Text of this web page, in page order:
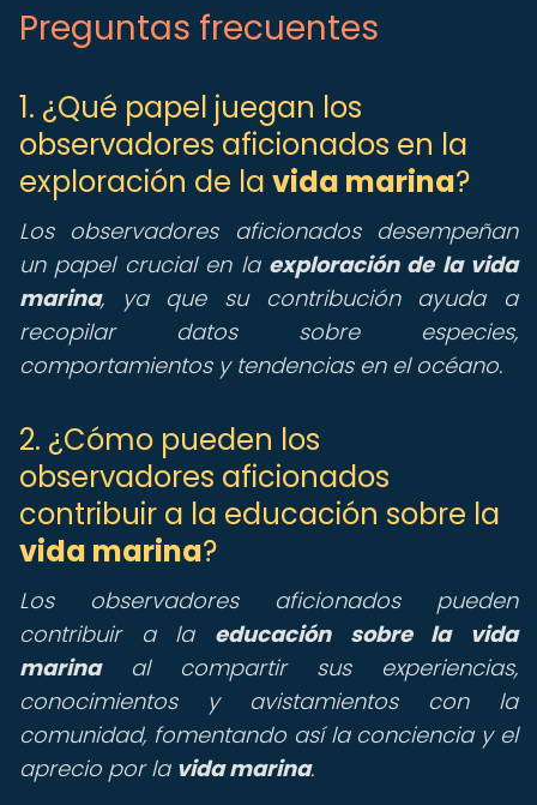
Preguntas frecuentes
1. ¿Qué papel juegan los
observadores aficionados en la
exploración de la vida marina?
Los observadores aficionados desempeñan
un papel crucial en la exploración de la vida
marina, ya que su contribución ayuda a
recopilar datos sobre especies,
comportamientos y tendencias en el océano.
2. ¿Cómo pueden los
observadores aficionados
contribuir a la educación sobre la
vida marina?
Los observadores aficionados pueden
contribuir a la educación sobre la vida
marinaal compartir sus experiencias,
conocimientos y avistamientos con la
comunidad, fomentando así la conciencia y el
aprecio por la vida marina.